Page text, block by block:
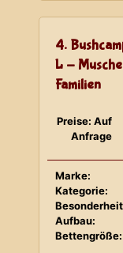
4.
L -
Familien
Preise: Auf
Anfrage
Marke:
Kategorie:
Aufbau:
Bettengröße: